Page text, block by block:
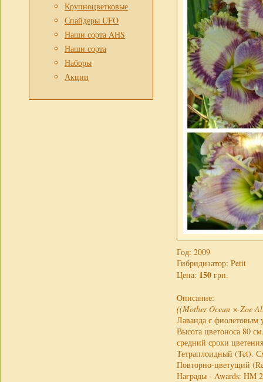
Крупноцветковые
Спайдеры UFO
Наши сорта AHS
Наши сорта
Наборы
Акции
Год: 2009
Гибридизатор: Petit
Цена: 150 грн.
Описание:
((Mother Ocean × Zoe
Лаванда с фиолетовым
Высота цветоноса 80
средний сроки
Тетраплоидный (Tet).
Повторно-цветущий
Награды - Awards: HM